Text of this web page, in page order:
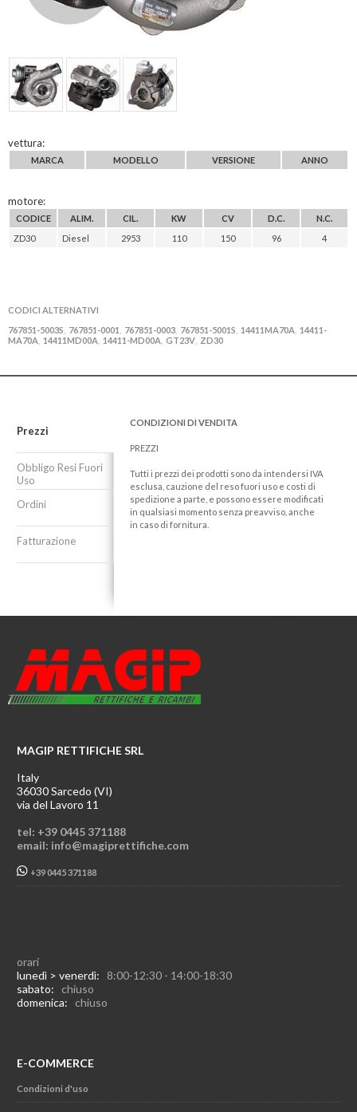
vettura:
MARCA MODELLO VERSIONE ANNO
motore:
CODICE ALIM. CIL. KW CV D.C.
N.C.
ZD30
Diesel 2953 110 150 96 4
CODICI ALTERNATIVI
767851-5003S
767851-0001 767851-0003 767851-5001S 14411MA70A 14411-
MA70A 14411MD00A 14411-MD00A GT23V ZD30
Prezzi
Obbligo Resi Fuori
Uso
Ordini
Fatturazione
CONDIZIONI DI VENDITA
PREZZI
Tutti i prezzi dei prodotti sono da intendersi IVA
esclusa, cauzione del reso fuori uso e costi di
spedizione a parte, e possono essere modificati
in qualsiasi momento senza preavviso, anche
in caso di fornitura.
MAGIP RETTIFICHE SRL
Italy
36030 Sarcedo (VI)
via del Lavoro 11
tel: +39 0445 371188
email: info@magiprettifiche.com
+39 0445 371188
orari
lunedì > venerdì: 8:00-12:30 - 14:00-18:30
sabato: chiuso
domenica: chiuso
E-COMMERCE
Condizioni d'uso